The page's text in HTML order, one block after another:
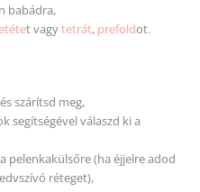
babádra,
t vagytetrát, prefoldot.
szárítsd meg,
segítségével válaszd ki a
pelenkakülsőre (ha éjjelre adod
réteget),